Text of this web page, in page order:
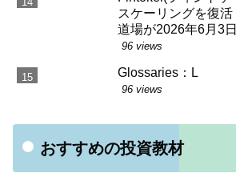
スケーリングを復
道場が2026年6月3
96 views
Glossaries：L
96 views
おすすめの投資教材